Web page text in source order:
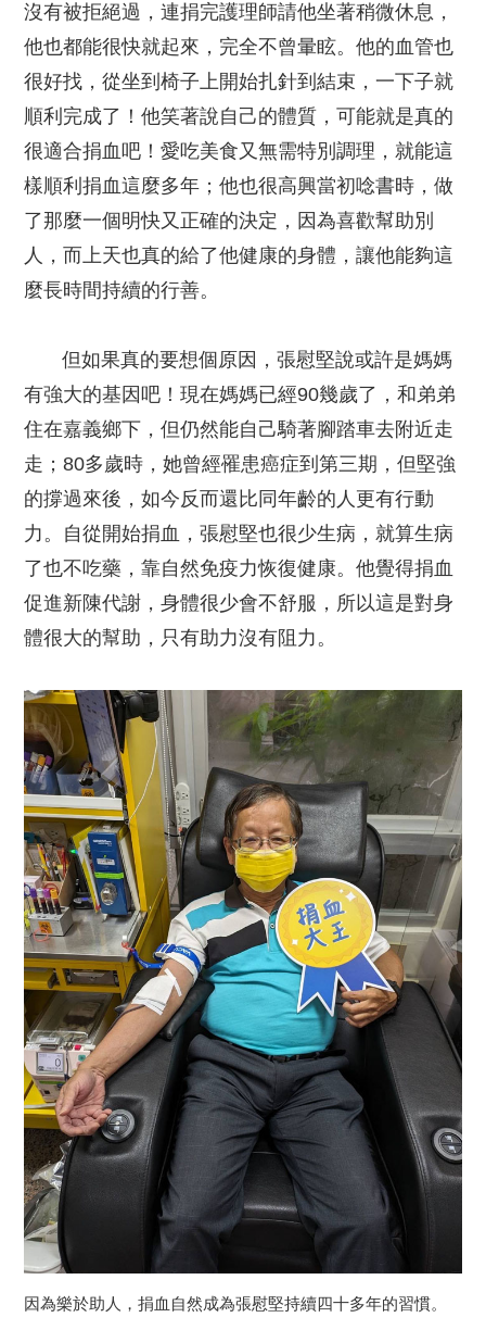
沒有被拒絕過，連捐完護理師請他坐著稍微休息，
他也都能很快就起來，完全不曾暈眩。他的血管也
很好找，從坐到椅子上開始扎針到結束，一下子就
順利完成了！他笑著說自己的體質，可能就是真的
很適合捐血吧！愛吃美食又無需特別調理，就能這
樣順利捐血這麼多年；他也很高興當初唸書時，做
了那麼一個明快又正確的決定，因為喜歡幫助別
人，而上天也真的給了他健康的身體，讓他能夠這
麼長時間持續的行善。
但如果真的要想個原因，張慰堅說或許是媽媽
有強大的基因吧！現在媽媽已經90幾歲了，和弟弟
住在嘉義鄉下，但仍然能自己騎著腳踏車去附近走
走；80多歲時，她曾經罹患癌症到第三期，但堅強
的撐過來後，如今反而還比同年齡的人更有行動
力。自從開始捐血，張慰堅也很少生病，就算生病
了也不吃藥，靠自然免疫力恢復健康。他覺得捐血
促進新陳代謝，身體很少會不舒服，所以這是對身
體很大的幫助，只有助力沒有阻力。
因為樂於助人，捐血自然成為張慰堅持續四十多年的習慣。